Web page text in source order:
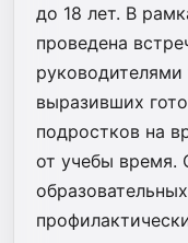
до 18 лет. В
проведена
выразивших
подростков на
от учебы время.